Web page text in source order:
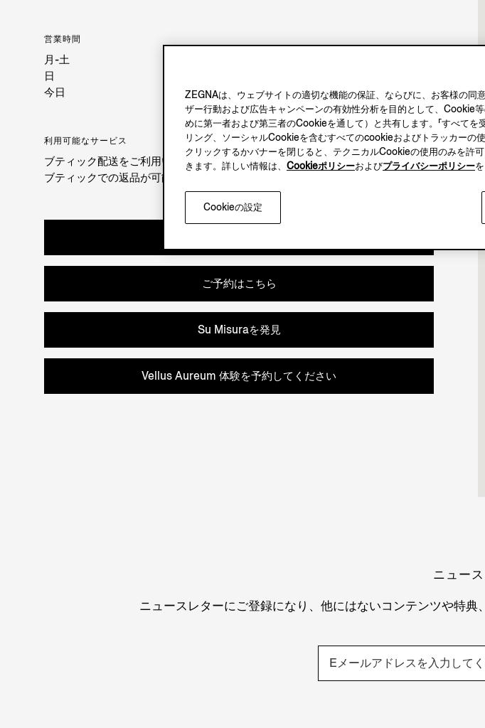
営業時間
月-土
日
今日
閉店時刻 19:00
利用可能なサービス
ブティック配送をご利用いただけます。詳しくは こちら。
ブティックでの返品が可能です。詳しくは
ご予約はこちら
Su Misuraを発見
Vellus Aureum 体験を予約してください
ニュー
ニュースレターにご登録になり、他にはないコンテンツや特
ZEGNAは、ウェブサイトの適切な機能の保証、ならびに、お客様の
ザー行動および広告キャンペーンの有効性分析を目的として、Cookie
めに第一者および第三者のCookieを通して）と共有します。「すべて
リング、ソーシャルCookieを含むすべてのcookieおよびトラッカーの
クリックするかバナーを閉じると、テクニカルCookieの使用のみを許
きます。詳しい情報は、 Cookieポリシーおよびプライバシーポリシー
Cookieの設定